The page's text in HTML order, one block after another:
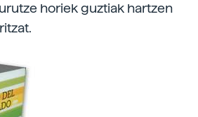
horiek guztiak hartzen